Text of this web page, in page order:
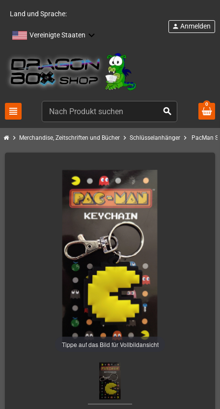
Land und Sprache:
Vereinigte Staaten
view_headline search
person Anmelden
0
chevron_right Merchandise, Zeitschriften und Bücher chevron_right Schlüsselanhänger chevron_right PacMan
Tippe auf das Bild für Vollbildansicht